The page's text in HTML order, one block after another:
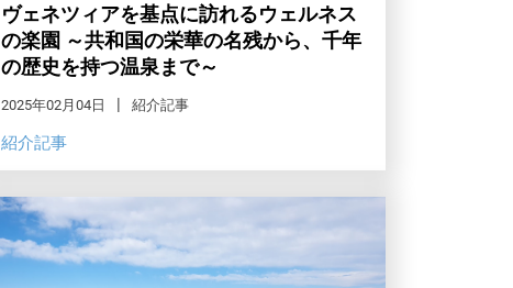
ヴェネツィアを基点に訪れるウェルネス
の楽園 ～共和国の栄華の名残から、千年
の歴史を持つ温泉まで～
2025年02月04日 紹介記事
紹介記事